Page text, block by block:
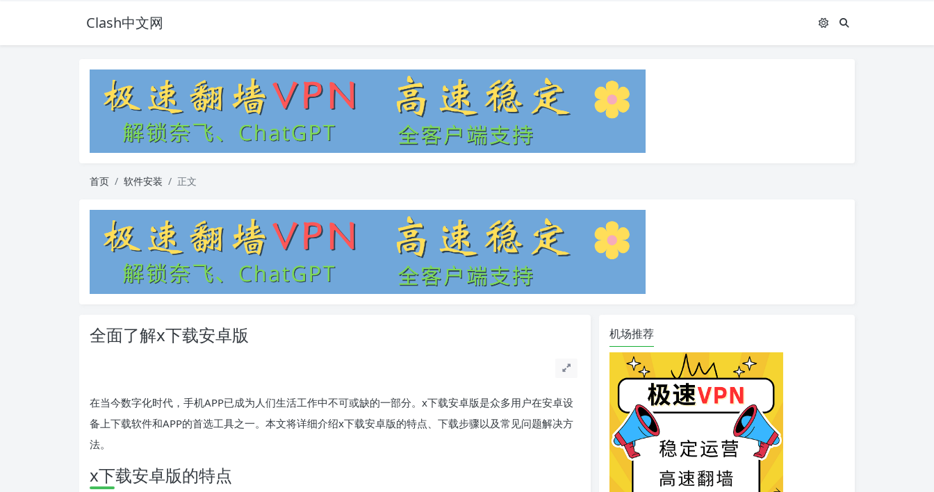
Clash中文网
首页 软件安装 正文
全面了解x下载安卓版
在当今数字化时代，手机APP已成为人们生活工作中不可或缺的一部分。x下载安卓版是众多用户在安卓设
备上下载软件和APP的首选工具之一。本文将详细介绍x下载安卓版的特点、下载步骤以及常见问题解决方
法。
x下载安卓版的特点
机场推荐